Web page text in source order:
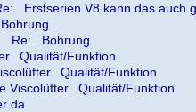
..Erstserien V8 kann das auch
..Bohrung..
Re: ..Bohrung..
Funktion
Funktion
Viscolüfter...Qualität/Funktion
da